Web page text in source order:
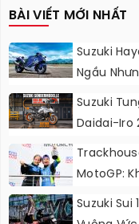
BÀI VIẾT MỚI NHẤT
Suzuki
Ngầu
Suzuki
Daidai-Iro
Chơi,
MotoGP:
Lực Ngọt
Suzuki Sui